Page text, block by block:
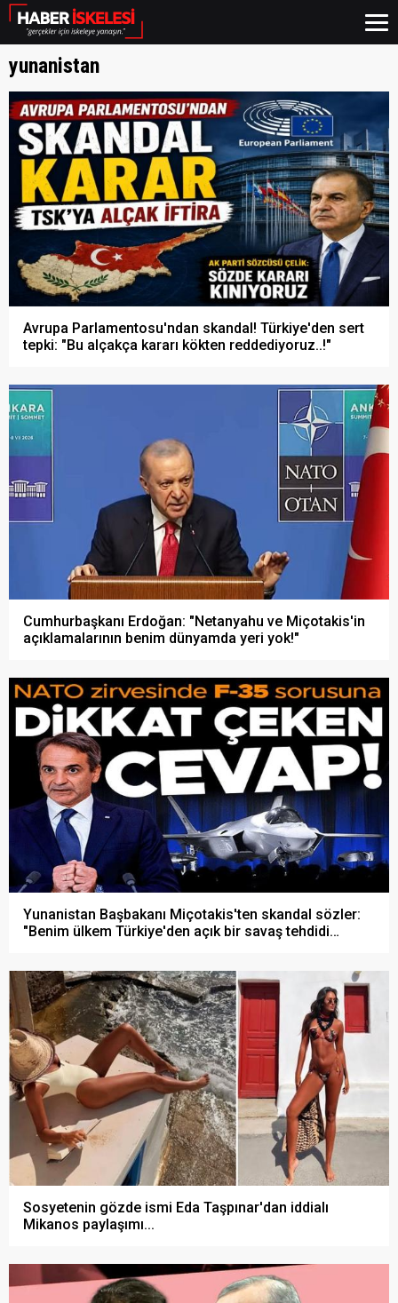
yunanistan
Avrupa Parlamentosu'ndan skandal! Türkiye'den sert
tepki: "Bu alçakça kararı kökten reddediyoruz..!"
Cumhurbaşkanı Erdoğan: "Netanyahu ve Miçotakis'in
açıklamalarının benim dünyamda yeri yok!"
Yunanistan Başbakanı Miçotakis'ten skandal sözler:
"Benim ülkem Türkiye'den açık bir savaş tehdidi
Sosyetenin gözde ismi Eda Taşpınar'dan iddialı
Mikanos paylaşımı...